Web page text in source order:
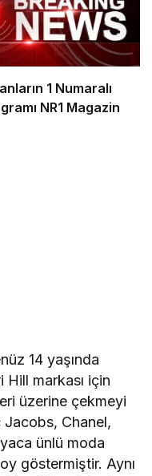
1 Numaralı
NR1 Magazin
14 yaşında
Hill markası için
üzerine çekmeyi
Jacobs, Chanel,
ünlü moda
göstermiştir. Aynı